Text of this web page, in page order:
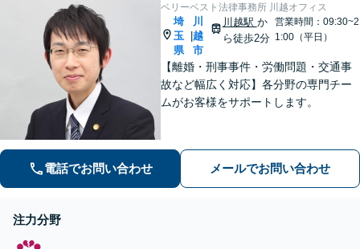
ベリーベスト法律事務所 川越オフィス
埼
玉
県
川
越
市
川越駅 か
ら徒歩2分
営業時間：09:30~2
1:00（平日）
【離婚・刑事事件・労働問題・交通事
故など幅広く対応】各分野の専門チー
ムがお客様をサポートします。
電話でお問い合わせ メールでお問い合わせ
注力分野